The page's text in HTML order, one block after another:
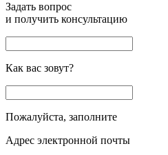
Задать вопрос
и получить консультацию
Как вас зовут?
Пожалуйста, заполните
Адрес электронной почты